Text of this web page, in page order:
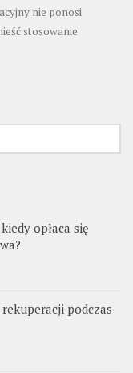
nie ponosi
stosowanie
opłaca się
podczas